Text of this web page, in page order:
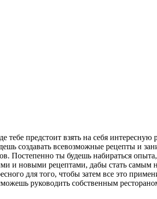
предстоит взять на себя интересную
создавать всевозможные рецепты и
Постепенно ты будешь набираться
и новыми рецептами, дабы стать самым
для того, чтобы затем все это
руководить собственным